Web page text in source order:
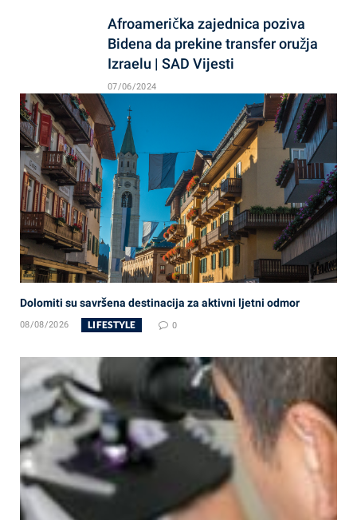
Afroamerička zajednica poziva
Bidena da prekine transfer oružja
Izraelu | SAD Vijesti
07/06/2024
Dolomiti su savršena destinacija za aktivni ljetni odmor
08/08/2026 LIFESTYLE 0